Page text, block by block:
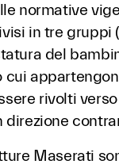
normative
in tre gruppi
del
cui
rivolti
direzione
Maserati